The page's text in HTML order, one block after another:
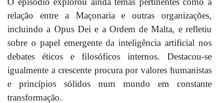
relação entre a Maçonaria e outras organizações,
incluindo a Opus Dei e a Ordem de Malta, e refletiu
sobre o papel emergente da inteligência artificial nos
debates éticos e filosóficos internos. Destacou-se
igualmente a crescente procura por valores humanistas
e princípios sólidos num mundo em constante
transformação.